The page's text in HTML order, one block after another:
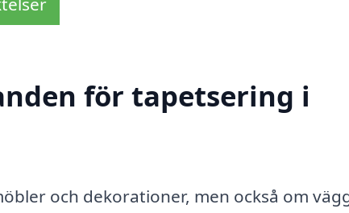
för tapetsering i
och dekorationer, men också om